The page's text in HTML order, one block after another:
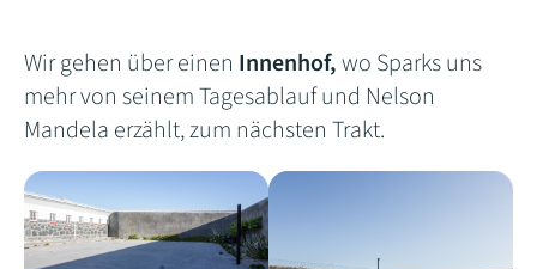
Wir gehen über einen Innenhof,wo Sparks uns
mehr von seinem Tagesablauf und Nelson
Mandela erzählt, zum nächsten Trakt.